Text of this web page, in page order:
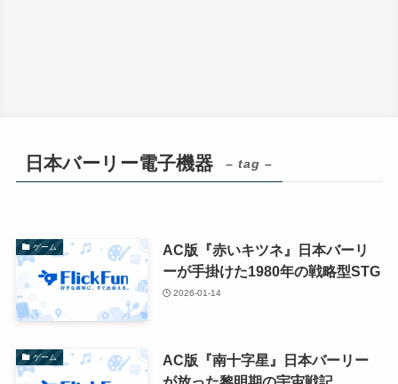
日本バーリー電子機器 – tag –
ゲーム
AC版『赤いキツネ』日本バーリ
ーが手掛けた1980年の戦略型STG
2026-01-14
ゲーム
AC版『南十字星』日本バーリー